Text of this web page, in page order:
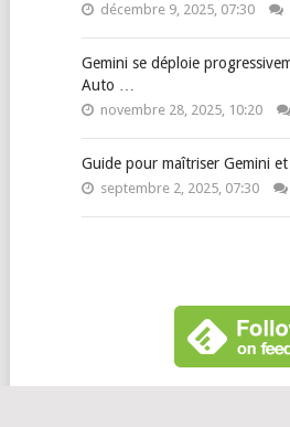
décembre 9, 2025, 07:30
Gemini se déploie
Auto …
novembre 28, 2025, 10:20
Guide pour maîtriser Gemini
septembre 2, 2025, 07:30